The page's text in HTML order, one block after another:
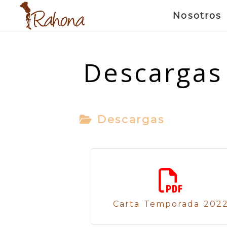
Nosotros
Descargas
Descargas
Carta Temporada